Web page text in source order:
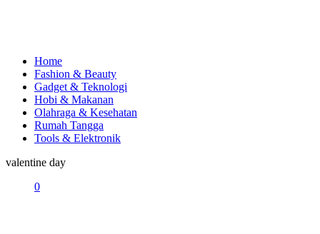
Home
Fashion & Beauty
Gadget & Teknologi
Hobi & Makanan
Olahraga & Kesehatan
Rumah Tangga
Tools & Elektronik
valentine day
0